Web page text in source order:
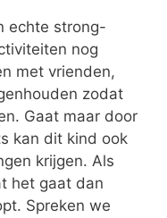
echte strong-
nog
met vrienden,
zodat
Gaat maar door
kan dit kind ook
krijgen. Als
het gaat dan
Spreken we